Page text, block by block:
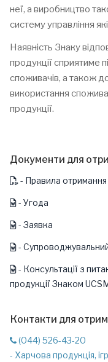
неї, а виробництво
систему управління
Наявність Знаку
продукції сприятиме
споживачів, а також
використання
продукції.
Документи для
- Правила отримання
- Угода
- Заявка
-
- Консультації з
продукції Знаком
Контакти для
(044) 526-43-20
- Харчова продукція,